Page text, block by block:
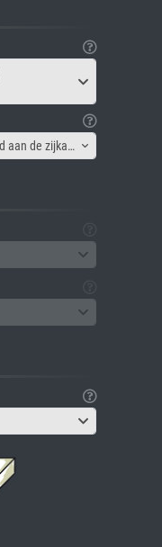
Canvas lijst - Afbeelding gespiegeld aan de zijkant